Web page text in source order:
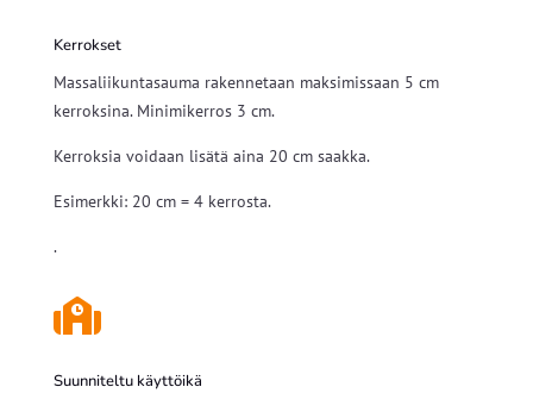
Kerrokset
Massaliikuntasauma rakennetaan maksimissaan 5 cm
kerroksina. Minimikerros 3 cm.
Kerroksia voidaan lisätä aina 20 cm saakka.
Esimerkki: 20 cm = 4 kerrosta.
.

Suunniteltu käyttöikä